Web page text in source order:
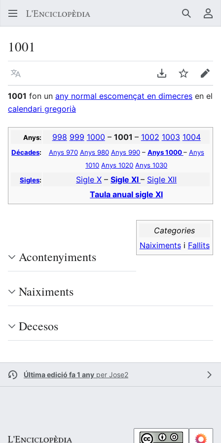
Buscar
1001
Llegir en un atre idioma Descarregar en
Vigilar
1001 fon un any normal escomençat en dimecres en el
calendari gregorià
Anys: 998 999 1000 – 1001 – 1002 1003 1004
Décades: Anys 970 Anys 980 Anys 990– Anys 1000– Anys
1010 Anys 1020 Anys 1030
Sigles: Sigle X –Sigle XI– Sigle XII
Taula anual sigle XI
Categories
Naiximentsi Fallits
Acontenyiments
Naiximents
Decesos
Última edició fa 1 any per Jose2